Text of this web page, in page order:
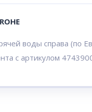
воды справа (по
с артикулом